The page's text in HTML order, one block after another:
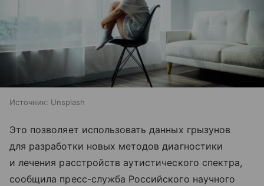
Источник: Unsplash
Это позволяет использовать данных грызунов
для разработки новых методов диагностики
и лечения расстройств аутистического спектра,
сообщила пресс-служба Российского научного